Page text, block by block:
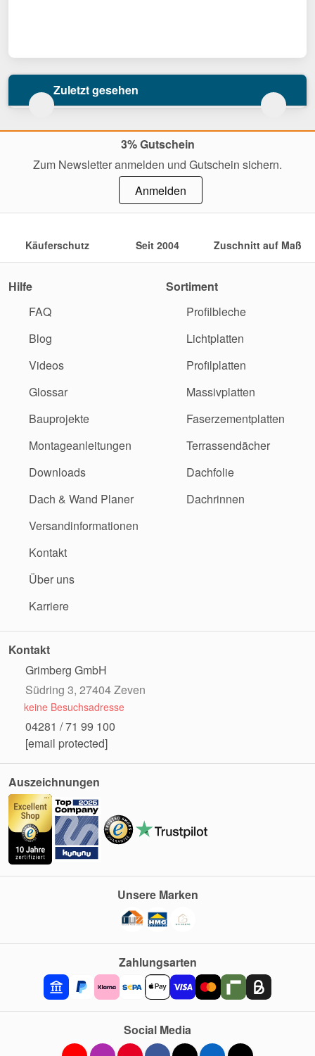
Zuletzt gesehen
3% Gutschein
Zum Newsletter anmelden und Gutschein sichern.
Anmelden
Käuferschutz Seit 2004 Zuschnitt auf Maß
Hilfe
FAQ
Blog
Videos
Glossar
Bauprojekte
Montageanleitungen
Downloads
Dach & Wand Planer
Versandinformationen
Kontakt
Über uns
Karriere
Sortiment
Profilbleche
Lichtplatten
Profilplatten
Massivplatten
Faserzementplatten
Terrassendächer
Dachfolie
Dachrinnen
Kontakt
Grimberg GmbH
Südring 3, 27404 Zeven
keine Besuchsadresse
04281 / 71 99 100
[email protected]
Auszeichnungen
Zahlungsarten
Unsere Marken
Social Media